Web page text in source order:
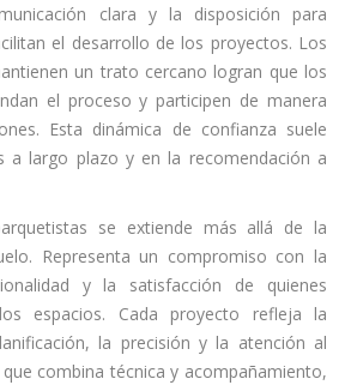
clara y la disposición para
el desarrollo de los proyectos. Los
un trato cercano logran que los
el proceso y participen de manera
Esta dinámica de confianza suele
a largo plazo y en la recomendación a
se extiende más allá de la
Representa un compromiso con la
y la satisfacción de quienes
espacios. Cada proyecto refleja la
la precisión y la atención al
combina técnica y acompañamiento,